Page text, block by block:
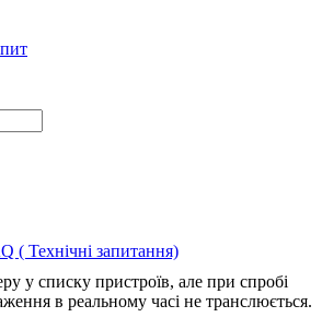
( Технічні запитання)
у списку пристроїв, але при спробі
в реальному часі не транслюється.